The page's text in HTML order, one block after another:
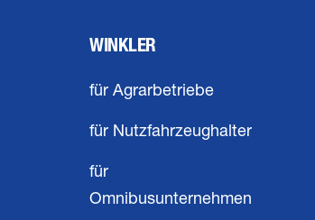
WINKLER
für Agrarbetriebe
für Nutzfahrzeughalter
für
Omnibusunternehmen